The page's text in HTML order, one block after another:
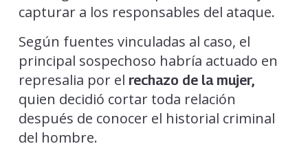
capturar a los responsables del ataque.
Según fuentes vinculadas al caso, el
principal sospechoso habría actuado en
represalia por el rechazo de la mujer,
quien decidió cortar toda relación
después de conocer el historial criminal
del hombre.